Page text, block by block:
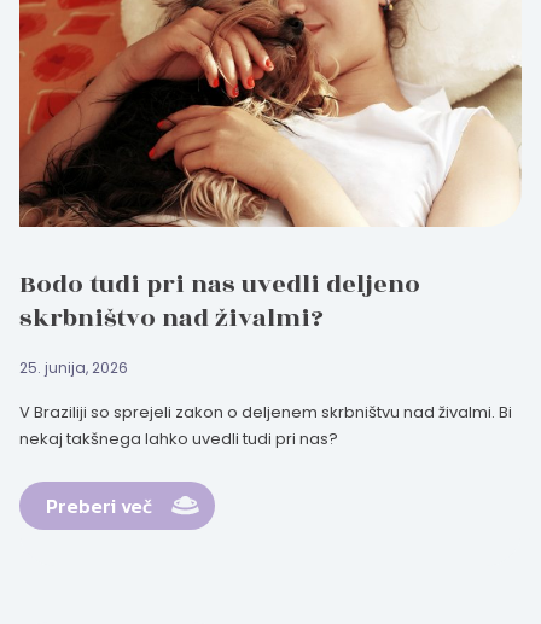
Bodo tudi pri nas uvedli deljeno
skrbništvo nad živalmi?
25. junija, 2026
V Braziliji so sprejeli zakon o deljenem skrbništvu nad živalmi. Bi
nekaj takšnega lahko uvedli tudi pri nas?
Preberi več